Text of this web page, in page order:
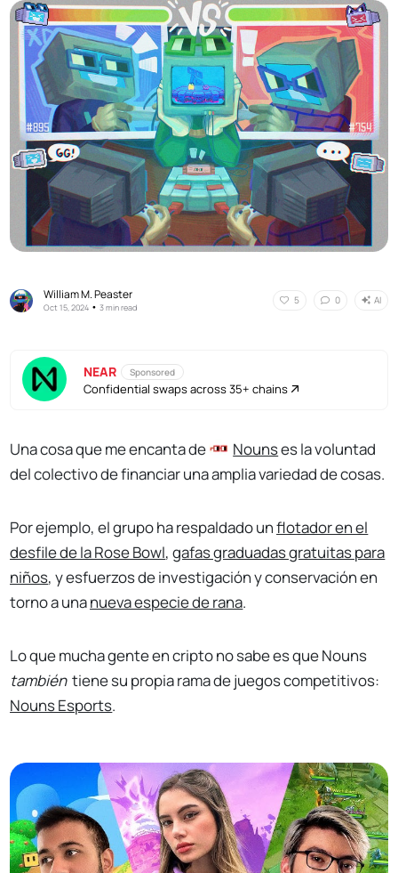
William M. Peaster
Oct 15, 2024 •3 min read
5 0 AI
NEAR Sponsored
Confidential swaps across 35+ chains
Una cosa que me encanta de Nounses la voluntad
del colectivo de financiar una amplia variedad de cosas.
Por ejemplo, el grupo ha respaldado unflotador en el
desfile de la Rose Bowl,gafas graduadas gratuitas para
niños, y esfuerzos de investigación y conservación en
torno a unanueva especie de rana.
Lo que mucha gente en cripto no sabe es que Nouns
también tiene su propia rama de juegos competitivos:
Nouns Esports.